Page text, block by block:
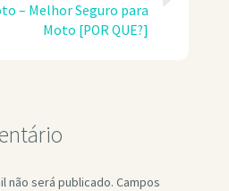
– Melhor Seguro para
Moto [POR QUE?]
não será publicado. Campos